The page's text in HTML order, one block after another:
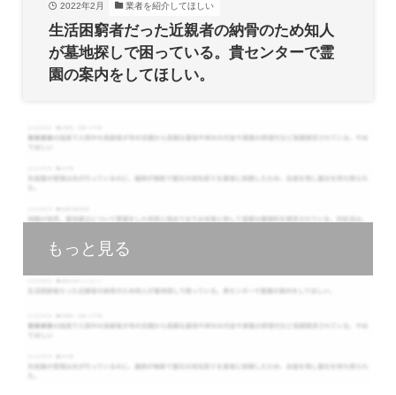
2022年2月 業者を紹介してほしい
生活困窮者だった近親者の納骨のため知人
が墓地探しで困っている。貴センターで霊
園の案内をしてほしい。
もっと見る